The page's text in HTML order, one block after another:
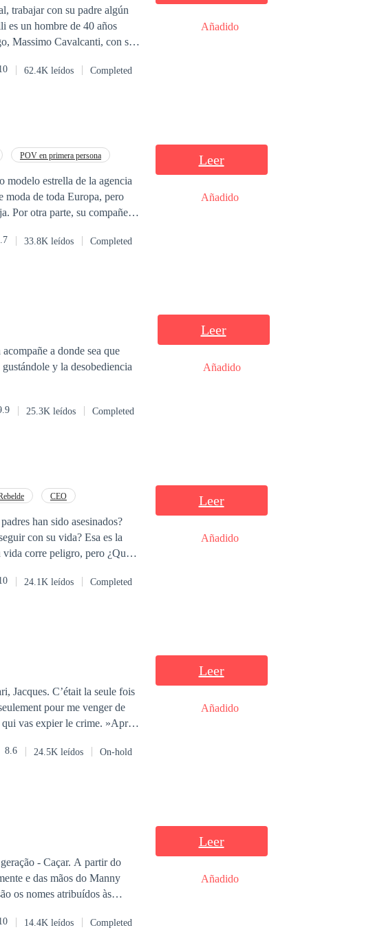
trabajar con su padre algún
es un hombre de 40 años
Massimo Cavalcanti, con su
62.4K leídos Completed
Añadido
POV en primera persona
modelo estrella de la agencia
moda de toda Europa, pero
Por otra parte, su compañero
en seguir contando con él. La
necesita para que sus
para amar? LA
33.8K leídos Completed
Leer
Añadido
a donde sea que
y la desobediencia
25.3K leídos Completed
Leer
Añadido
CEO
han sido asesinados?
con su vida? Esa es la
corre peligro, pero ¿Que
que intentara que vea las
24.1K leídos Completed
Leer
Añadido
Jacques. C’était la seule fois
pour me venger de
vas expier le crime. »Après
sortes de malchances
8.6 24.5K leídos On-hold
Leer
Añadido
e das mãos do Manny
os nomes atribuídos às
então se transformar em um
14.4K leídos Completed
Leer
Añadido